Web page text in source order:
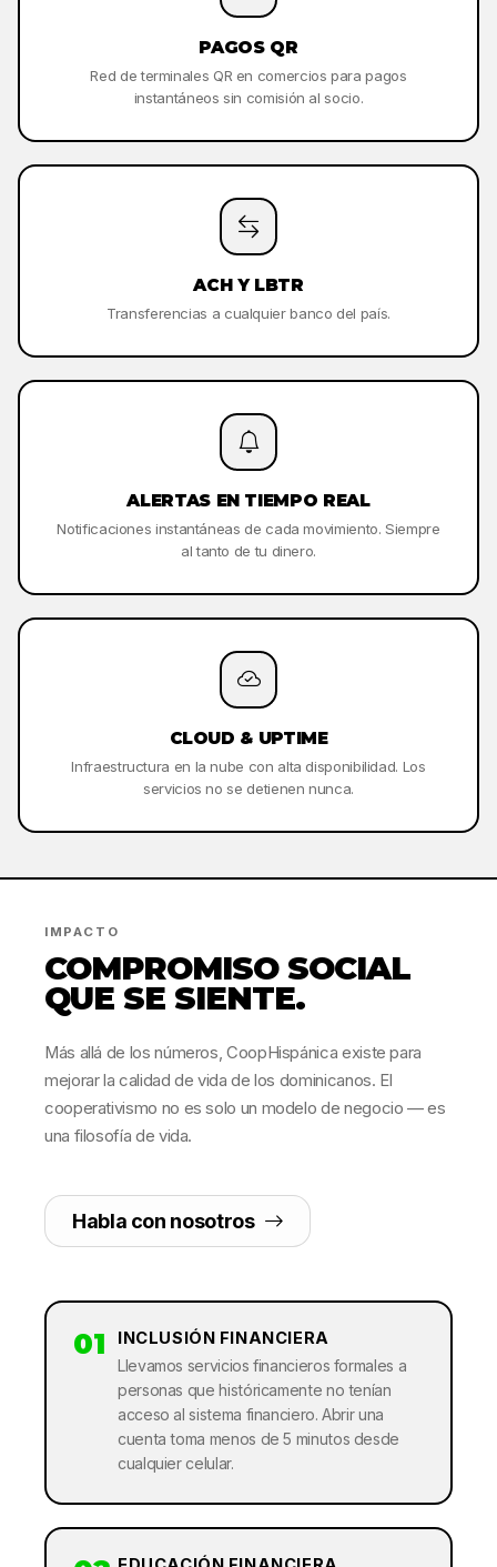
PAGOS QR
Red de terminales QR en comercios para pagos
instantáneos sin comisión al socio.
ACH Y LBTR
Transferencias a cualquier banco del país.
ALERTAS EN TIEMPO REAL
Notificaciones instantáneas de cada movimiento. Siempre
al tanto de tu dinero.
CLOUD & UPTIME
Infraestructura en la nube con alta disponibilidad. Los
servicios no se detienen nunca.
IMPACTO
COMPROMISO SOCIAL
QUE SE SIENTE.
Más allá de los números, CoopHispánica existe para
mejorar la calidad de vida de los dominicanos. El
cooperativismo no es solo un modelo de negocio — es
una filosofía de vida.
Habla con nosotros
01 INCLUSIÓN FINANCIERA
Llevamos servicios financieros formales a
personas que históricamente no tenían
acceso al sistema financiero. Abrir una
cuenta toma menos de 5 minutos desde
cualquier celular.